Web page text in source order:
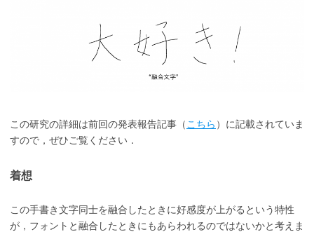
この研究の詳細は前回の発表報告記事（ こちら ）に記載されていま
すので，ぜひご覧ください．
着想
この手書き文字同士を融合したときに好感度が上がるという特性
が，フォントと融合したときにもあらわれるのではないかと考えま